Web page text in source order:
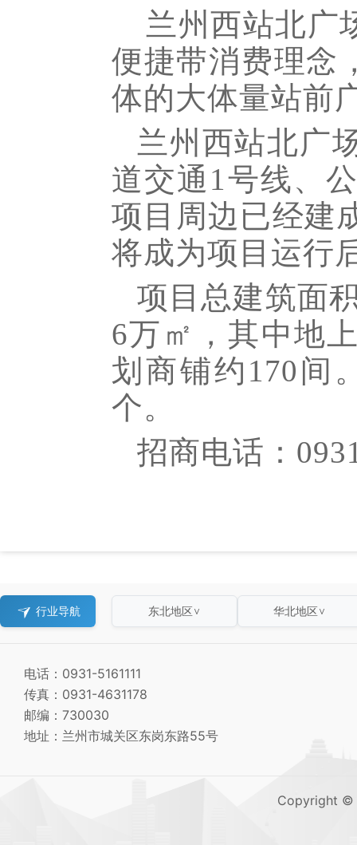
兰州西站北广
便捷带消费理念
体的大体量站前
兰州西站北广
道交通 1号线、
项目周边已经建
将成为项目运行
项目总建筑面
6万㎡ ，其中地
划商铺约170间
个。
招商电话：
行业导航 东北地区 ∨ 华北地区 ∨
电话：0931-5161111
传真：0931-4631178
邮编：730030
地址：兰州市城关区东岗东路55号
Copyright ©